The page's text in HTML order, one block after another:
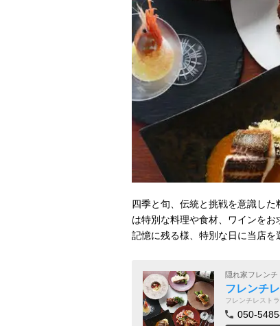
四季と旬、伝統と挑戦を意識し
は特別な料理や食材、ワインを
記憶に残る様、特別な日に当店
隠れ家フレンチ
フレンチ
フレンチレスト
050-